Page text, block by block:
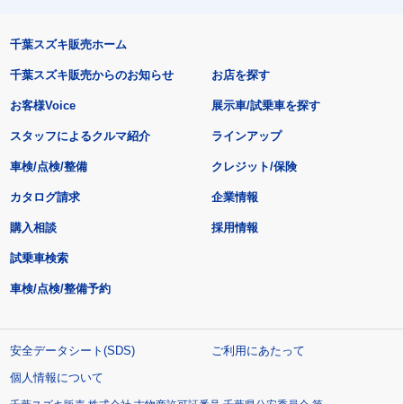
千葉スズキ販売ホーム
千葉スズキ販売からのお知らせ
お客様Voice
スタッフによるクルマ紹介
お店を探す
展示車/試乗車を探す
ラインアップ
車検/点検/整備 クレジット/保険
カタログ請求
購入相談
試乗車検索
車検/点検/整備予約
企業情報
採用情報
安全データシート(SDS)
ご利用にあたって
個人情報について